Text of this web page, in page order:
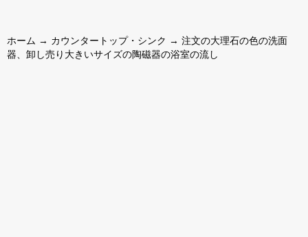
ホーム → カウンタートップ・シンク → 注文の大理石の色の洗面
器、卸し売り大きいサイズの陶磁器の浴室の流し